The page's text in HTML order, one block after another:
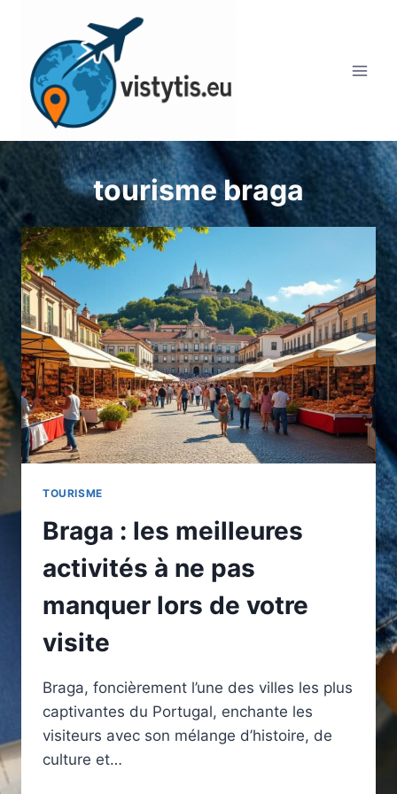
contenu
tourisme braga
TOURISME
Braga : les meilleures
activités à ne pas
manquer lors de votre
visite
Braga, foncièrement l’une des villes les plus
captivantes du Portugal, enchante les
visiteurs avec son mélange d’histoire, de
culture et…